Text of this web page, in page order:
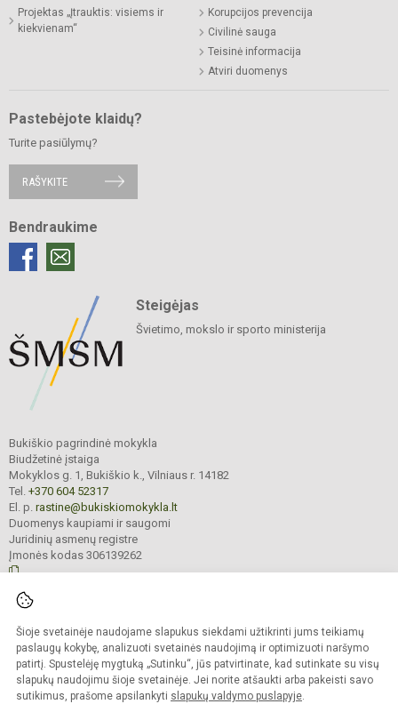
Šioje svetainėje naudojame slapukus siekdami užtikrinti jums teikiamų
paslaugų kokybę, analizuoti svetainės naudojimą ir optimizuoti naršymo
patirtį. Spustelėję mygtuką „Sutinku“, jūs patvirtinate, kad sutinkate su visų
slapukų naudojimu šioje svetainėje. Jei norite atšaukti arba pakeisti savo
sutikimus, prašome apsilankyti slapukų valdymo puslapyje.
Projektas „Įtrauktis: visiems ir
kiekvienam“
Korupcijos prevencija
Civilinė sauga
Teisinė informacija
Atviri duomenys
Pastebėjote klaidų?
Turite pasiūlymų?
RAŠYKITE
Bendraukime
Steigėjas
Švietimo, mokslo ir sporto ministerija
Bukiškio pagrindinė mokykla
Biudžetinė įstaiga
Mokyklos g. 1, Bukiškio k., Vilniaus r. 14182
Tel. +370 604 52317
El. p. rastine@bukiskiomokykla.lt
Duomenys kaupiami ir saugomi
Juridinių asmenų registre
Įmonės kodas 306139262
Kopijuoti turinį be raštiško Bukiškio pagrindinės mokyklos administracijos
sutikimo griežtai draudžiama.
Prieinamumo paraiška Slapukų valdymas
Sumanus būdas atnaujinti